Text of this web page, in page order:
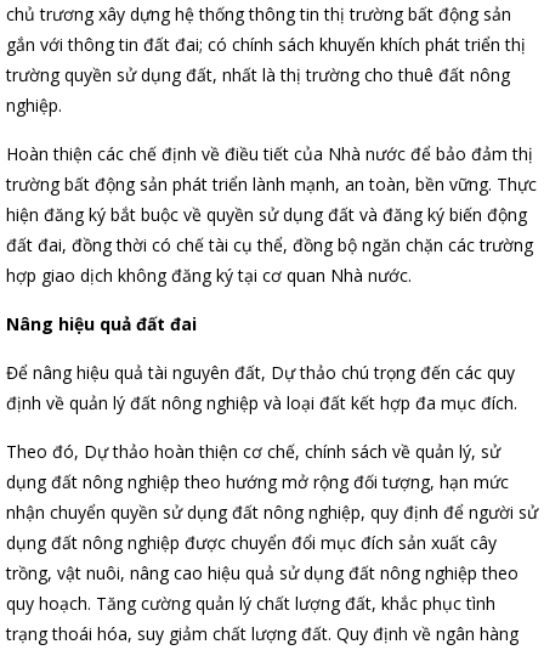
chủ trương xây dựng hệ thống thông tin thị trường bất động sản
gắn với thông tin đất đai; có chính sách khuyến khích phát triển thị
trường quyền sử dụng đất, nhất là thị trường cho thuê đất nông
nghiệp.
Hoàn thiện các chế định về điều tiết của Nhà nước để bảo đảm thị
trường bất động sản phát triển lành mạnh, an toàn, bền vững. Thực
hiện đăng ký bắt buộc về quyền sử dụng đất và đăng ký biến động
đất đai, đồng thời có chế tài cụ thể, đồng bộ ngăn chặn các trường
hợp giao dịch không đăng ký tại cơ quan Nhà nước.
Nâng hiệu quả đất đai
Để nâng hiệu quả tài nguyên đất, Dự thảo chú trọng đến các quy
định về quản lý đất nông nghiệp và loại đất kết hợp đa mục đích.
Theo đó, Dự thảo hoàn thiện cơ chế, chính sách về quản lý, sử
dụng đất nông nghiệp theo hướng mở rộng đối tượng, hạn mức
nhận chuyển quyền sử dụng đất nông nghiệp, quy định để người sử
dụng đất nông nghiệp được chuyển đổi mục đích sản xuất cây
trồng, vật nuôi, nâng cao hiệu quả sử dụng đất nông nghiệp theo
quy hoạch. Tăng cường quản lý chất lượng đất, khắc phục tình
trạng thoái hóa, suy giảm chất lượng đất. Quy định về ngân hàng